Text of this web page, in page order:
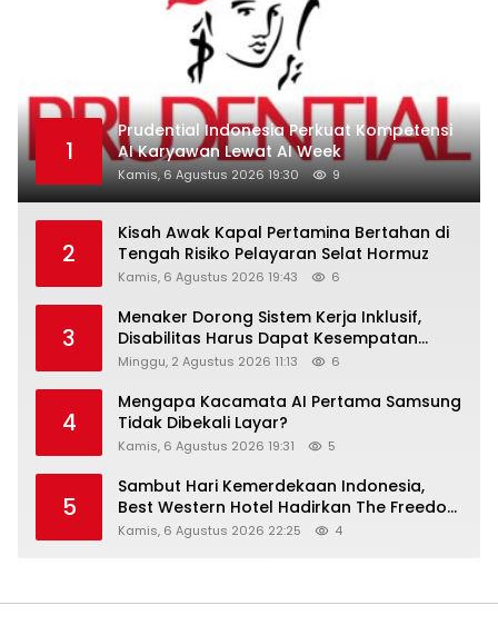
1
Prudential Indonesia Perkuat Kompetensi
AI Karyawan Lewat AI Week
Kamis, 6 Agustus 2026 19:30 9
2
Kisah Awak Kapal Pertamina Bertahan di
Tengah Risiko Pelayaran Selat Hormuz
Kamis, 6 Agustus 2026 19:43 6
3
Menaker Dorong Sistem Kerja Inklusif,
Disabilitas Harus Dapat Kesempatan
Setara
Minggu, 2 Agustus 2026 11:13 6
4
Mengapa Kacamata AI Pertama Samsung
Tidak Dibekali Layar?
Kamis, 6 Agustus 2026 19:31 5
5
Sambut Hari Kemerdekaan Indonesia,
Best Western Hotel Hadirkan The Freedom
Stay Diskon Hingga 45%
Kamis, 6 Agustus 2026 22:25 4